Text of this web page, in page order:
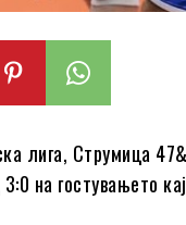
лига, Струмица
на гостувањето